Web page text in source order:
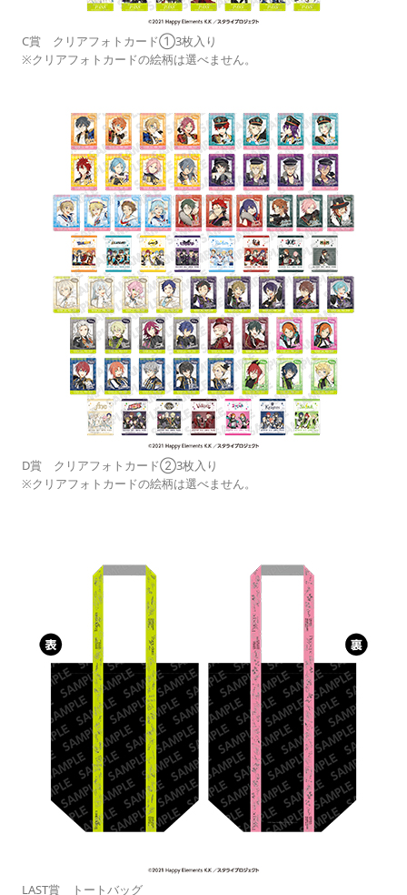
C賞 クリアフォトカード①3枚入り
※クリアフォトカードの絵柄は選べません。
D賞 クリアフォトカード②3枚入り
※クリアフォトカードの絵柄は選べません。
LAST賞 トートバッグ